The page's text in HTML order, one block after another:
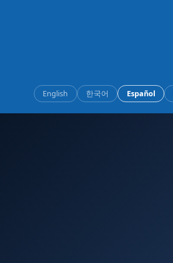
English 한국어 Español